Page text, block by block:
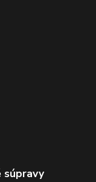
súpravy